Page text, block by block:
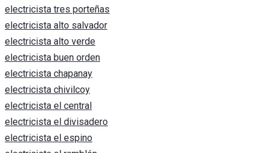
electricista tres porteñas
electricista alto salvador
electricista alto verde
electricista buen orden
electricista chapanay
electricista chivilcoy
electricista el central
electricista el divisadero
electricista el espino